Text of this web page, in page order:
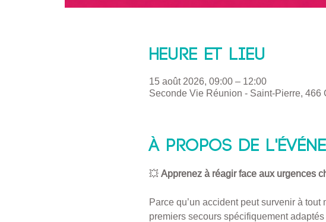
Heure et lieu
15 août 2026, 09:00 – 12:00
Seconde Vie Réunion - Saint-Pierre,
À propos de
💥 Apprenez à réagir face aux urgences
Parce qu’un accident peut survenir à
premiers secours spécifiquement